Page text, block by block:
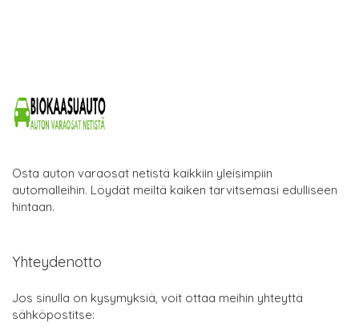
Osta auton varaosat netistä kaikkiin yleisimpiin
automalleihin. Löydät meiltä kaiken tarvitsemasi edulliseen
hintaan.
Yhteydenotto
Jos sinulla on kysymyksiä, voit ottaa meihin yhteyttä
sähköpostitse: